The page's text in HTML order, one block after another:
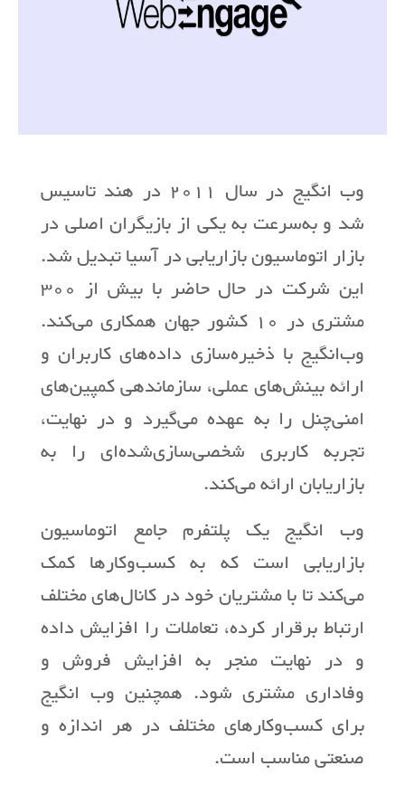
وب انگیج در سال 2011 در هند تاسیس
شد و به‌سرعت به یکی از بازیگران اصلی در
بازار اتوماسیون بازاریابی در آسیا تبدیل شد.
این شرکت در حال حاضر با بیش از 300
مشتری در 10 کشور جهان همکاری می‌کند.
وب‌انگیج با ذخیره‌سازی داده‌های کاربران و
ارائه بینش‌های عملی، سازماندهی کمپین‌های
امنی‌چنل را به عهده می‌گیرد و در نهایت،
تجربه کاربری شخصی‌سازی‌شده‌ای را به
بازاریابان ارائه می‌کند.
وب انگیج یک پلتفرم جامع اتوماسیون
بازاریابی است که به کسب‌وکارها کمک
می‌کند تا با مشتریان خود در کانال‌های مختلف
ارتباط برقرار کرده، تعاملات را افزایش داده
و در نهایت منجر به افزایش فروش و
وفاداری مشتری شود. همچنین وب انگیج
برای کسب‌وکارهای مختلف در هر اندازه و
صنعتی مناسب است.